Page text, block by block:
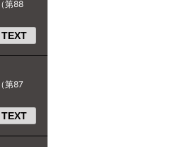
第88
TEXT
第87
TEXT